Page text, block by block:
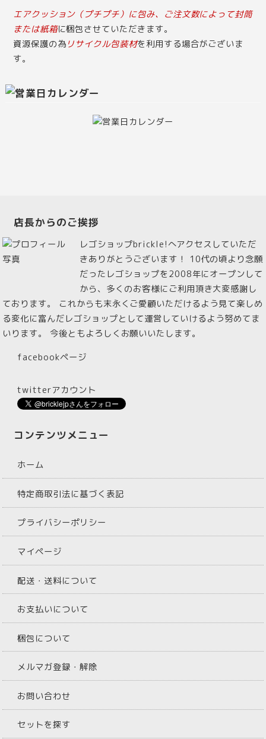
エアクッション（プチプチ）に包み、ご注文数によって封筒
または紙箱に梱包させていただきます。
資源保護の為 リサイクル包装材を利用する場合がございま
す。
店長からのご挨拶
レゴショップbrickle!へアクセスしていただ
きありがとうございます！ 10代の頃より念願
だったレゴショップを2008年にオープンして
から、多くのお客様にご利用頂き大変感謝し
ております。 これからも末永くご愛顧いただけるよう見て楽しめ
る変化に富んだレゴショップとして運営していけるよう努めてま
いります。 今後ともよろしくお願いいたします。
facebookページ
twitterアカウント
コンテンツメニュー
ホーム
特定商取引法に基づく表記
プライバシーポリシー
マイページ
配送・送料について
お支払いについて
梱包について
メルマガ登録・解除
お問い合わせ
セットを探す